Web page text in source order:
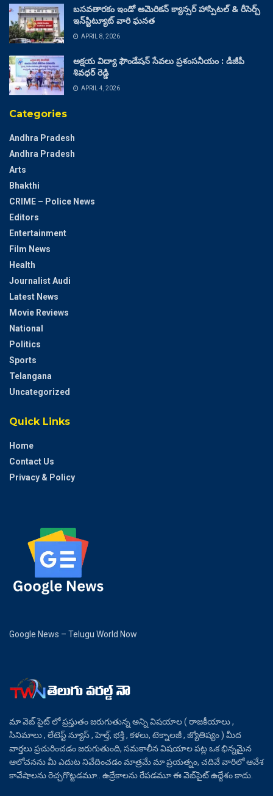
బసవతారకం ఇండో అమెరికన్ క్యాన్సర్ హాస్పిటల్ & రీసెర్చ్
ఇన్‌స్టిట్యూట్ వారి ఘనత
APRIL 8, 2026
అక్షయ విద్యా ఫౌండేషన్ సేవలు ప్రశంసనీయం : డీజీపీ
శివధర్ రెడ్డి
APRIL 4, 2026
Categories
Andhra Pradesh
Andhra Pradesh
Arts
Bhakthi
CRIME – Police News
Editors
Entertainment
Film News
Health
Journalist Audi
Latest News
Movie Reviews
National
Politics
Sports
Telangana
Uncategorized
Quick Links
Home
Contact Us
Privacy & Policy
Google News – Telugu World Now
మా వెబ్ సైట్ లో ప్రస్తుతం జరుగుతున్న అన్ని విషయాల ( రాజకీయాలు ,
సినిమాలు , లేటెస్ట్ న్యూస్ , హెల్త్, భక్తి , కళలు, టెక్నాలజీ , జ్యోతిష్యం ) మీద
వార్తలు ప్రచురించడం జరుగుతుంది, సమకాలీన విషయాల పట్ల ఒక భిన్నమైన
ఆలోచనను మీ ఎదుట నివేదించడం మాత్రమే మా ప్రయత్నం, చదివే వారిలో ఆవేశ
కావేషాలను రెచ్చగొట్టడమూ.. ఉద్రేకాలను రేపడమూ ఈ వెబ్‌సైట్ ఉద్దేశం కాదు.